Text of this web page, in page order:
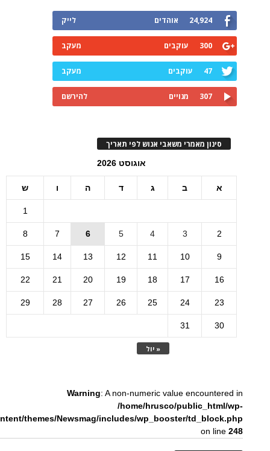
24,924 אוהדים לייק
300 עוקבים מעקב
47 עוקבים מעקב
307 מנויים להירשם
סינון מאמרי משאבי אנוש לפי תאריך
אוגוסט 2026
א ב ג ד ה ו ש
« יול
1
2
3
4
5
6
7
8
9
10
11
12
13
14
15
16
17
18
19
20
21
22
23
24
25
26
27
28
29
30
31
Warning: A non-numeric value encountered in
/home/hrusco/public_html/wp-
themes/Newsmag/includes/wp_booster/td_block.php
on line248